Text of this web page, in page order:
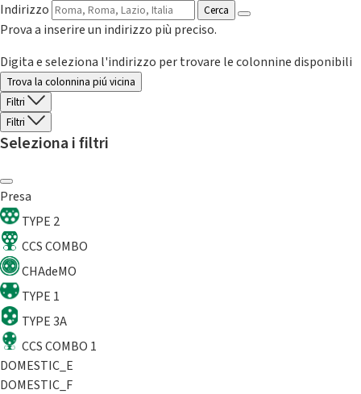
Indirizzo
Cerca
Prova a inserire un indirizzo più preciso.
Digita e seleziona l'indirizzo per trovare le colonnine disponibili
Trova la colonnina piú vicina
Filtri
Filtri
Seleziona i filtri
Presa
TYPE 2
CCS COMBO
CHAdeMO
TYPE 1
TYPE 3A
CCS COMBO 1
DOMESTIC_E
DOMESTIC_F